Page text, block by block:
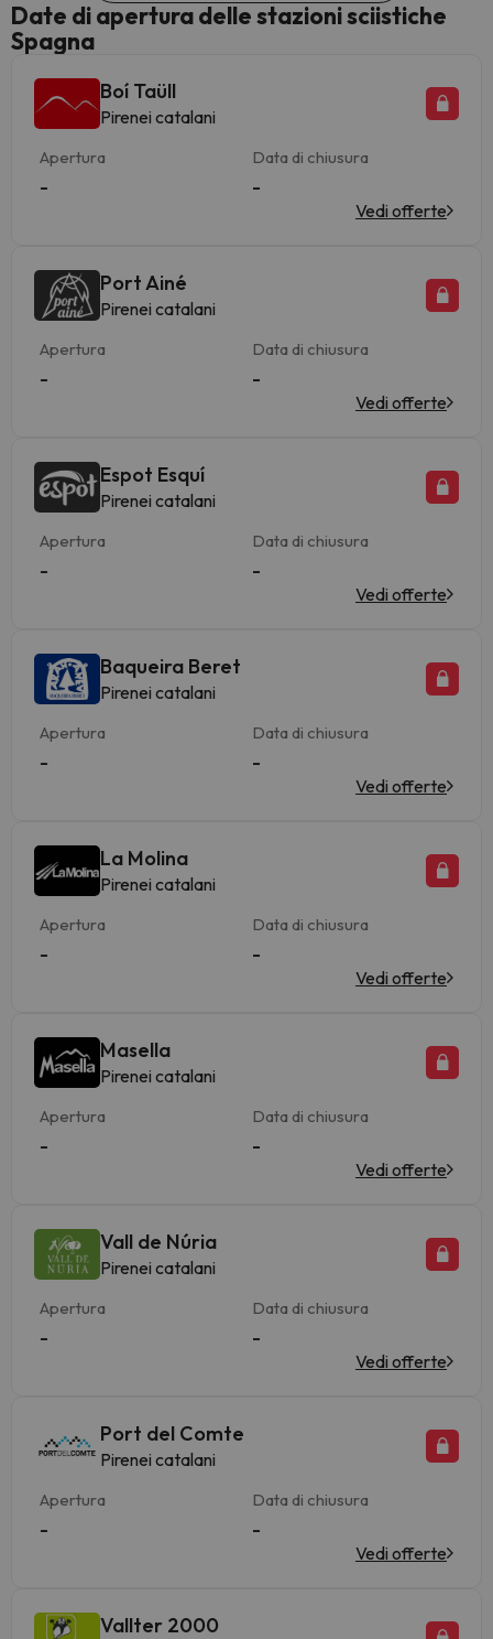
Date di apertura delle stazioni sciistiche
Spagna
Boí Taüll
Pirenei catalani
Apertura
-
Data di chiusura
-
Vedi offerte
Port Ainé
Pirenei catalani
Apertura
-
Data di chiusura
-
Vedi offerte
Espot Esquí
Pirenei catalani
Apertura
-
Data di chiusura
-
Vedi offerte
Baqueira Beret
Pirenei catalani
Apertura
-
Data di chiusura
-
Vedi offerte
La Molina
Pirenei catalani
Apertura
-
Data di chiusura
-
Vedi offerte
Masella
Pirenei catalani
Apertura
-
Data di chiusura
-
Vedi offerte
Vall de Núria
Pirenei catalani
Apertura
-
Data di chiusura
-
Vedi offerte
Port del Comte
Pirenei catalani
Apertura
-
Data di chiusura
-
Vedi offerte
Vallter 2000